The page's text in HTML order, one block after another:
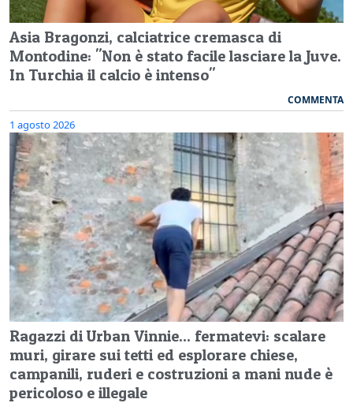
Asia Bragonzi, calciatrice cremasca di
Montodine: "Non è stato facile lasciare la Juve.
In Turchia il calcio è intenso"
COMMENTA
1 agosto 2026
Ragazzi di Urban Vinnie... fermatevi: scalare
muri, girare sui tetti ed esplorare chiese,
campanili, ruderi e costruzioni a mani nude è
pericoloso e illegale